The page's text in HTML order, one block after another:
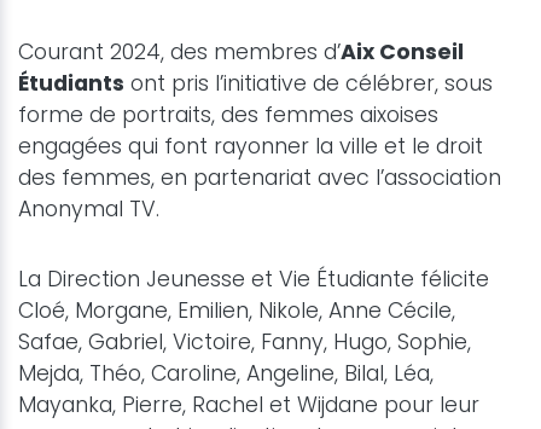
Courant 2024, des membres d’Aix Conseil
Étudiants ont pris l’initiative de célébrer, sous
forme de portraits, des femmes aixoises
engagées qui font rayonner la ville et le droit
des femmes, en partenariat avec l’association
Anonymal TV.
La Direction Jeunesse et Vie Étudiante félicite
Cloé, Morgane, Emilien, Nikole, Anne Cécile,
Safae, Gabriel, Victoire, Fanny, Hugo, Sophie,
Mejda, Théo, Caroline, Angeline, Bilal, Léa,
Mayanka, Pierre, Rachel et Wijdane pour leur